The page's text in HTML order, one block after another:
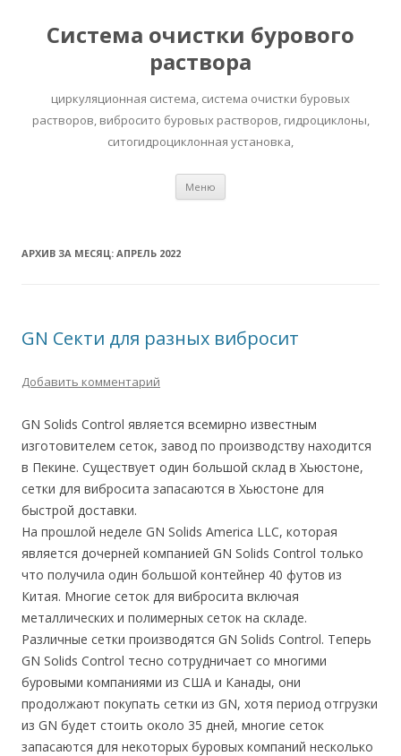
Система очистки бурового
раствора
циркуляционная система, система очистки буровых
растворов, вибросито буровых растворов, гидроциклоны,
ситогидроциклонная установка,
Меню
АРХИВ ЗА МЕСЯЦ: АПРЕЛЬ 2022
GN Секти для разных вибросит
Добавить комментарий
GN Solids Control является всемирно известным
изготовителем сеток, завод по производству находится
в Пекине. Существует один большой склад в Хьюстоне,
сетки для вибросита запасаются в Хьюстоне для
быстрой доставки.
На прошлой неделе GN Solids America LLC, которая
является дочерней компанией GN Solids Control только
что получила один большой контейнер 40 футов из
Китая. Многие сеток для вибросита включая
металлических и полимерных сеток на складе.
Различные сетки производятся GN Solids Control. Теперь
GN Solids Control тесно сотрудничает со многими
буровыми компаниями из США и Канады, они
продолжают покупать сетки из GN, хотя период отгрузки
из GN будет стоить около 35 дней, многие сеток
запасаются для некоторых буровых компаний несколько